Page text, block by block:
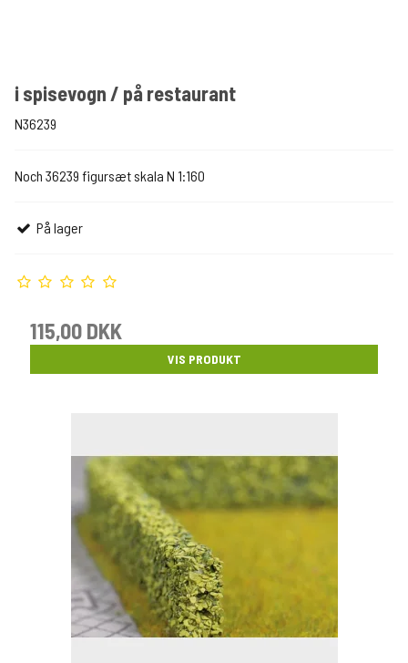
i spisevogn / på restaurant
N36239
Noch 36239 figursæt skala N 1:160
På lager
115,00 DKK
VIS PRODUKT